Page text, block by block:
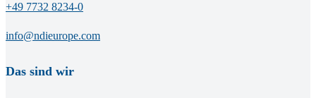
+49 7732 8234-0
info@ndieurope.com
Das sind wir